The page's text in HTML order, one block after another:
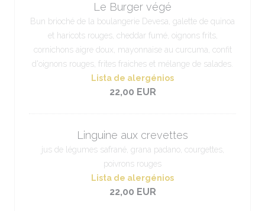
Le Burger végé
Bun brioché de la boulangerie Devesa, galette de quinoa
et haricots rouges, cheddar fumé, oignons frits,
cornichons aigre doux, mayonnaise au curcuma, confit
d'oignons rouges, frites fraiches et mélange de salades.
Lista de alergénios
22,00 EUR
Linguine aux crevettes
jus de légumes safrané, grana padano, courgettes,
poivrons rouges
Lista de alergénios
22,00 EUR